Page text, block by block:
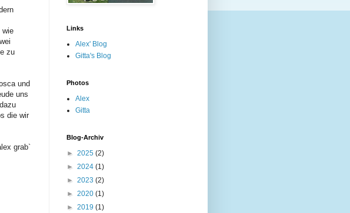
wie
zu
und
uns
die wir
grab`
Links
Alex' Blog
Gitta's Blog
Photos
Alex
Gitta
Blog-Archiv
► 2025 (2)
► 2024 (1)
► 2023 (2)
► 2020 (1)
► 2019 (1)